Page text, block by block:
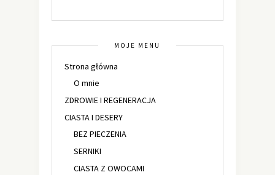
MOJE MENU
Strona główna
O mnie
ZDROWIE I REGENERACJA
CIASTA I DESERY
BEZ PIECZENIA
SERNIKI
CIASTA Z OWOCAMI